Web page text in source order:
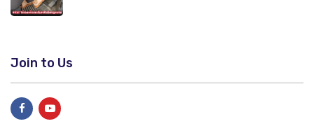
Join to Us